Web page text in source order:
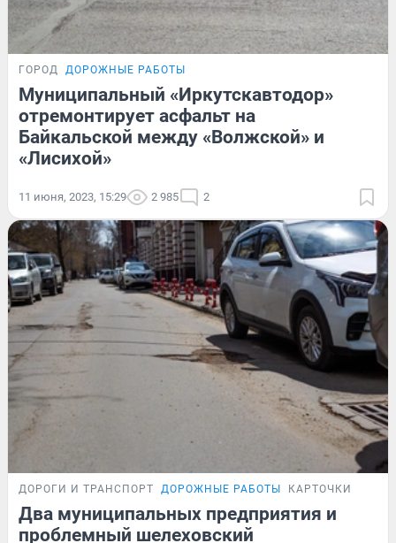
ГОРОД ДОРОЖНЫЕ РАБОТЫ
Муниципальный «Иркутскавтодор»
отремонтирует асфальт на
Байкальской между «Волжской» и
«Лисихой»
11 июня, 2023, 15:29 2 985 2
ДОРОГИ И ТРАНСПОРТ ДОРОЖНЫЕ РАБОТЫ КАРТОЧКИ
Два муниципальных предприятия и
проблемный шелеховский